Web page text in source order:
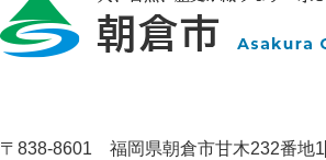
〒838-8601 福岡県朝倉市甘木232番地1